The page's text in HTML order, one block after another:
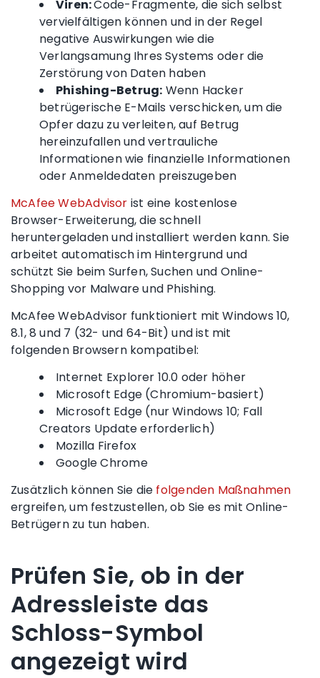
Viren:Code-Fragmente, die sich selbst
vervielfältigen können und in der Regel
negative Auswirkungen wie die
Verlangsamung Ihres Systems oder die
Zerstörung von Daten haben
Phishing-Betrug: Wenn Hacker
betrügerische E-Mails verschicken, um die
Opfer dazu zu verleiten, auf Betrug
hereinzufallen und vertrauliche
Informationen wie finanzielle Informationen
oder Anmeldedaten preiszugeben
McAfee WebAdvisor ist eine kostenlose
Browser-Erweiterung, die schnell
heruntergeladen und installiert werden kann. Sie
arbeitet automatisch im Hintergrund und
schützt Sie beim Surfen, Suchen und Online-
Shopping vor Malware und Phishing.
McAfee WebAdvisor funktioniert mit Windows 10,
8.1, 8 und 7 (32- und 64-Bit) und ist mit
folgenden Browsern kompatibel:
Internet Explorer 10.0 oder höher
Microsoft Edge (Chromium-basiert)
Microsoft Edge (nur Windows 10; Fall
Creators Update erforderlich)
Mozilla Firefox
GoogleChrome
Zusätzlich können Sie die folgenden Maßnahmen
ergreifen, um festzustellen, ob Sie es mit Online-
Betrügern zu tun haben.
Prüfen Sie, ob in der
Adressleiste das
Schloss-Symbol
angezeigt wird